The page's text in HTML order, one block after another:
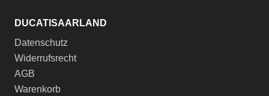
DUCATISAARLAND
Datenschutz
Widerrufsrecht
AGB
Warenkorb